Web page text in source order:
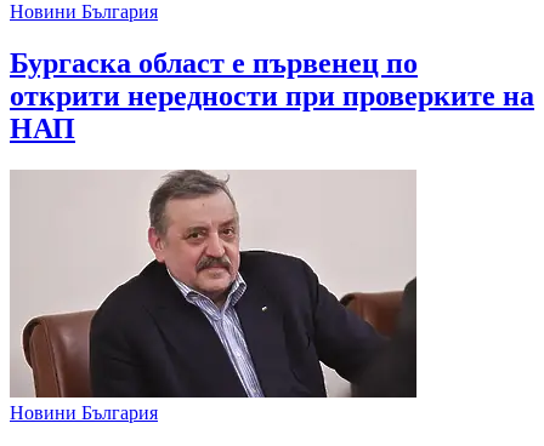
Новини България
Бургаска област е първенец по
открити нередности при проверките на
НАП
Новини България